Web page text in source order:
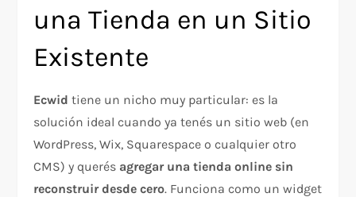
una Tienda en un Sitio
Existente
Ecwid tiene un nicho muy particular: es la
solución ideal cuando ya tenés un sitio web (en
WordPress, Wix, Squarespace o cualquier otro
CMS) y querés agregar una tienda online sin
reconstruir desde cero. Funciona como un widget